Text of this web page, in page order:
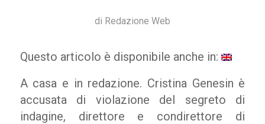
di Redazione Web
Questo articolo è disponibile anche in:
A casa e in redazione. Cristina Genesin è
accusata di violazione del segreto di
indagine, direttore e condirettore di